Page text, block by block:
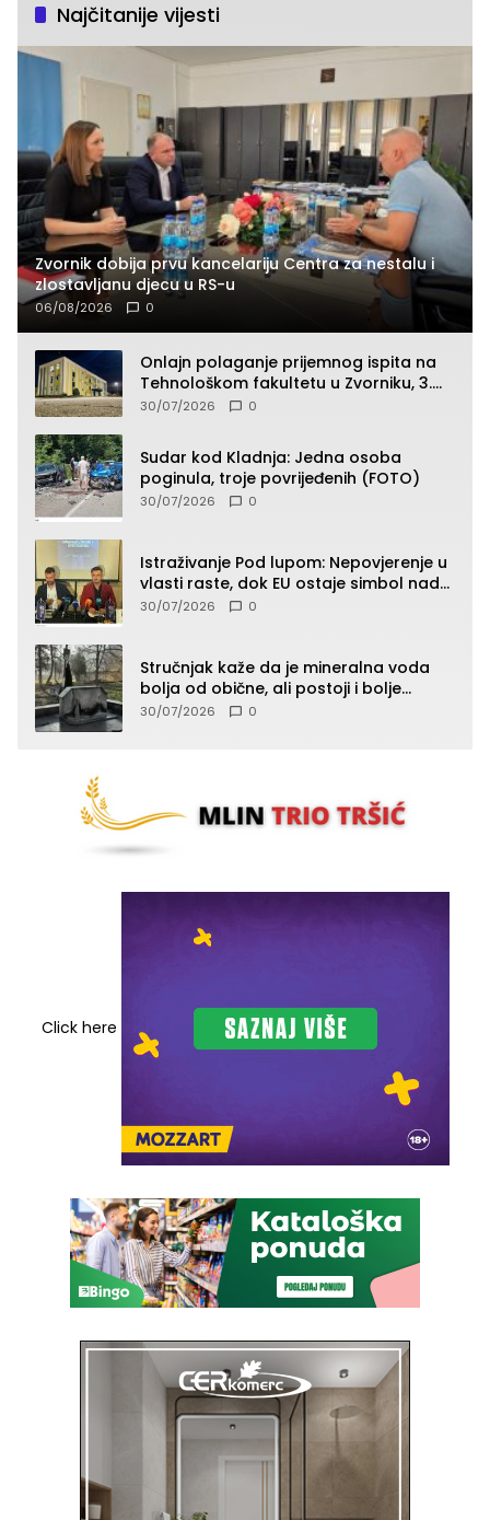
Najčitanije vijesti
Zvornik dobija prvu kancelariju Centra za nestalu i
zlostavljanu djecu u RS-u
06/08/2026 0
Onlajn polaganje prijemnog ispita na
Tehnološkom fakultetu u Zvorniku, 3.
septembra u 9.00 časova
30/07/2026 0
Sudar kod Kladnja: Jedna osoba
poginula, troje povrijeđenih (FOTO)
30/07/2026 0
Istraživanje Pod lupom: Nepovjerenje u
vlasti raste, dok EU ostaje simbol nade
građana
30/07/2026 0
Stručnjak kaže da je mineralna voda
bolja od obične, ali postoji i bolje
rješenje
30/07/2026 0
Click here